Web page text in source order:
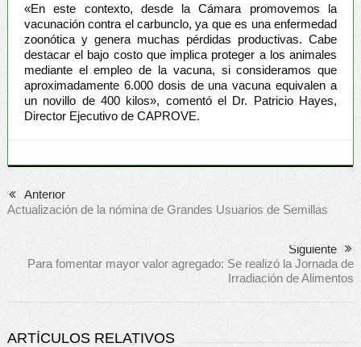
«En este contexto, desde la Cámara promovemos la
vacunación contra el carbunclo, ya que es una enfermedad
zoonótica y genera muchas pérdidas productivas. Cabe
destacar el bajo costo que implica proteger a los animales
mediante el empleo de la vacuna, si consideramos que
aproximadamente 6.000 dosis de una vacuna equivalen a
un novillo de 400 kilos», comentó el Dr. Patricio Hayes,
Director Ejecutivo de CAPROVE.
Anterior
Actualización de la nómina de Grandes Usuarios de Semillas
Siguiente
Para fomentar mayor valor agregado: Se realizó la Jornada de
Irradiación de Alimentos
ARTÍCULOS RELATIVOS